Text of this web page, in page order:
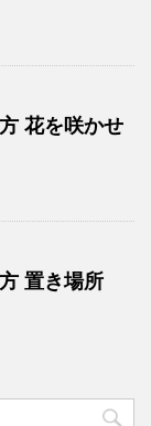
花を咲かせ
置き場所